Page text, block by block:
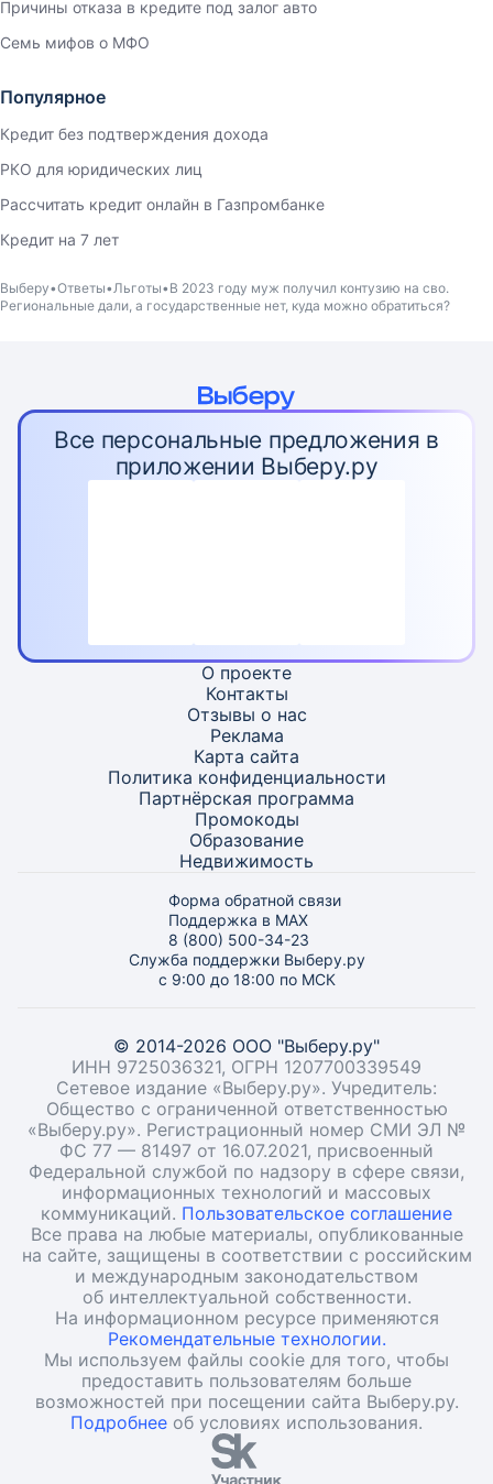
Причины отказа в кредите под залог авто
Семь мифов о МФО
Популярное
Кредит без подтверждения дохода
РКО для юридических лиц
Рассчитать кредит онлайн в Газпромбанке
Кредит на 7 лет
Выберу Ответы Льготы В 2023 году муж получил контузию на сво.
Региональные дали, а государственные нет, куда можно обратиться?
Все персональные предложения в
приложении Выберу.ру
О проекте
Контакты
Отзывы о нас
Реклама
Карта сайта
Политика конфиденциальности
Партнёрская программа
Промокоды
Образование
Недвижимость
Форма обратной связи
Поддержка в MAX
8 (800) 500-34-23
Служба поддержки Выберу.ру
с 9:00 до 18:00 по МСК
© 2014-2026 ООО "Выберу.ру"
ИНН 9725036321, ОГРН 1207700339549
Сетевое издание «Выберу.ру». Учредитель:
Общество с ограниченной ответственностью
«Выберу.ру». Регистрационный номер СМИ ЭЛ №
ФС 77 — 81497 от 16.07.2021, присвоенный
Федеральной службой по надзору в сфере связи,
информационных технологий и массовых
коммуникаций. Пользовательское соглашение
Все права на любые материалы, опубликованные
на сайте, защищены в соответствии с российским
и международным законодательством
об интеллектуальной собственности.
На информационном ресурсе применяются
Рекомендательные технологии.
Мы используем файлы cookie для того, чтобы
предоставить пользователям больше
возможностей при посещении сайта Выберу.ру.
Подробнее об условиях использования.